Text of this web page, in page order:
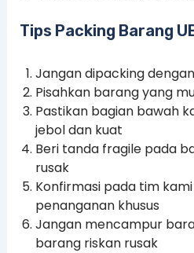
Tips Packing Barang
Jangan dipacking
Pisahkan barang yang
Pastikan bagian bawah
jebol dan kuat
Beri tanda fragile pada
rusak
Konfirmasi pada tim
penanganan khusus
Jangan mencampur
barang riskan rusak